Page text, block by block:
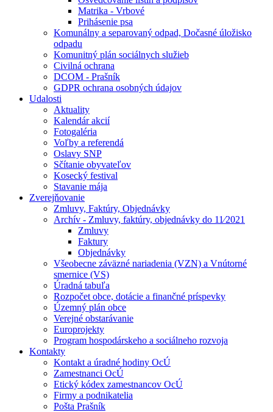
Matrika - Vrbové
Prihásenie psa
Komunálny a separovaný odpad, Dočasné úložisko
odpadu
Komunitný plán sociálnych služieb
Civilná ochrana
DCOM - Prašník
GDPR ochrana osobných údajov
Udalosti
Aktuality
Kalendár akcií
Fotogaléria
Voľby a referendá
Oslavy SNP
Sčítanie obyvateľov
Kosecký festival
Stavanie mája
Zverejňovanie
Zmluvy, Faktúry, Objednávky
Archív - Zmluvy, faktúry, objednávky do 11⁄2021
Zmluvy
Faktury
Objednávky
Všeobecne záväzné nariadenia (VZN) a Vnútorné
smernice (VS)
Úradná tabuľa
Rozpočet obce, dotácie a finančné príspevky
Územný plán obce
Verejné obstarávanie
Europrojekty
Program hospodárskeho a sociálneho rozvoja
Kontakty
Kontakt a úradné hodiny OcÚ
Zamestnanci OcÚ
Etický kódex zamestnancov OcÚ
Firmy a podnikatelia
Pošta Prašník